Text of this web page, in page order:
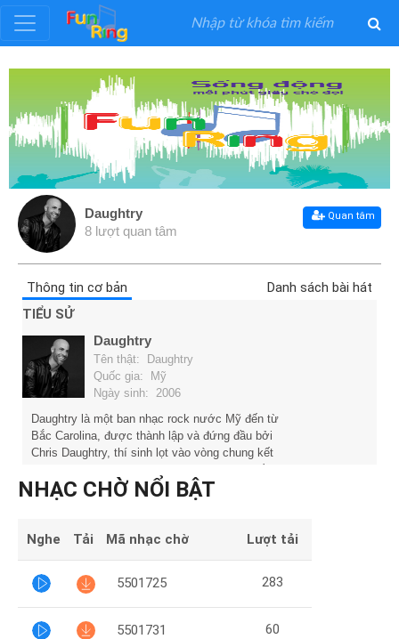
Đăng
Thể
Loại
Nghệ
Khuyến
Mại
Hướng
Doanh
Nghiệp
Daughtry
8 lượt quan tâm
Quan tâm
Thông tin cơ bản
Danh sách bài hát
TIỂU SỬ
Daughtry
Tên thật: Daughtry
Quốc gia: Mỹ
Ngày sinh: 2006
Daughtry là một ban nhạc rock nước Mỹ đến từ
Bắc Carolina, được thành lập và đứng đầu bởi
Chris Daughtry, thí sinh lọt vào vòng chung kết
tay Daughtry, phát hành năm 2006 đã đạt vị trí
quán quân trong 2 tuần trên Billboard 200 Hoa Kỳ.
NHẠC CHỜ NỔI BẬT
Nghe Tải Mã nhạc chờ Lượt tải
5501725 283
5501731 60